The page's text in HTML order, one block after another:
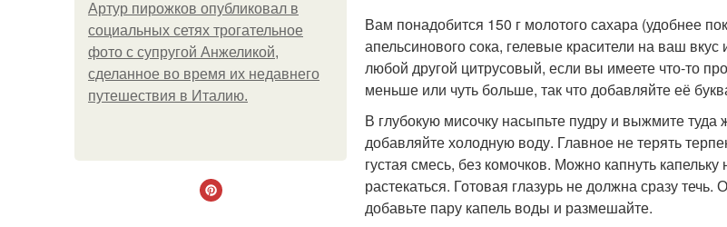
Артур пирожков опубликовал в
социальных сетях трогательное
фото с супругой Анжеликой,
сделанное во время их недавнего
путешествия в Италию.
Вам понадобится 150 г молотого сахара (удобнее
апельсинового сока, гелевые красители на ваш
любой другой цитрусовый, если вы имеете что-то
меньше или чуть больше, так что добавляйте её
В глубокую мисочку насыпьте пудру и выжмите
добавляйте холодную воду. Главное не терять
густая смесь, без комочков. Можно капнуть
растекаться. Готовая глазурь не должна сразу
добавьте пару капель воды и размешайте.